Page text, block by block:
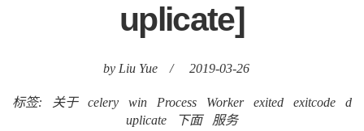
uplicate]
by Liu Yue / 2019-03-26
标签: 关于 celery win Process Worker exited exitcode
d
uplicate
下面 服务